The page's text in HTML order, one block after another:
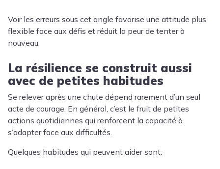
Voir les erreurs sous cet angle favorise une attitude plus
flexible face aux défis et réduit la peur de tenter à
nouveau.
La résilience se construit aussi
avec de petites habitudes
Se relever après une chute dépend rarement d’un seul
acte de courage. En général, c’est le fruit de petites
actions quotidiennes qui renforcent la capacité à
s’adapter face aux difficultés.
Quelques habitudes qui peuvent aider sont: